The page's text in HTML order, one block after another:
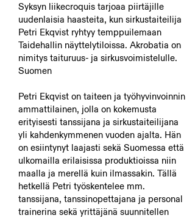
Syksyn liikecroquis tarjoaa piirtäjille
uudenlaisia haasteita, kun sirkustaiteilija
Petri Ekqvist ryhtyy temppuilemaan
Taidehallin näyttelytiloissa. Akrobatia on
nimitys taituruus- ja sirkusvoimistelulle.
Suomen
Petri Ekqvist on taiteen ja työhyvinvoinnin
ammattilainen, jolla on kokemusta
erityisesti tanssijana ja sirkustaiteilijana
yli kahdenkymmenen vuoden ajalta. Hän
on esiintynyt laajasti sekä Suomessa että
ulkomailla erilaisissa produktioissa niin
maalla ja merellä kuin ilmassakin. Tällä
hetkellä Petri työskentelee mm.
tanssijana, tanssinopettajana ja personal
trainerina sekä yrittäjänä suunnitellen